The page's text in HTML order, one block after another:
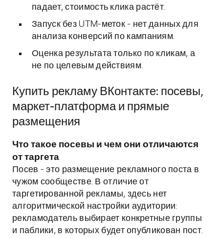
падает, стоимость клика растёт.
Запуск без UTM-меток - нет данных для
анализа конверсий по кампаниям.
Оценка результата только по кликам, а
не по целевым действиям.
Купить рекламу ВКонтакте: посевы,
маркет-платформа и прямые
размещения
Что такое посевы и чем они отличаются
от таргета
Посев - это размещение рекламного поста в
чужом сообществе. В отличие от
таргетированной рекламы, здесь нет
алгоритмической настройки аудитории:
рекламодатель выбирает конкретные группы
и паблики, в которых будет опубликован пост.